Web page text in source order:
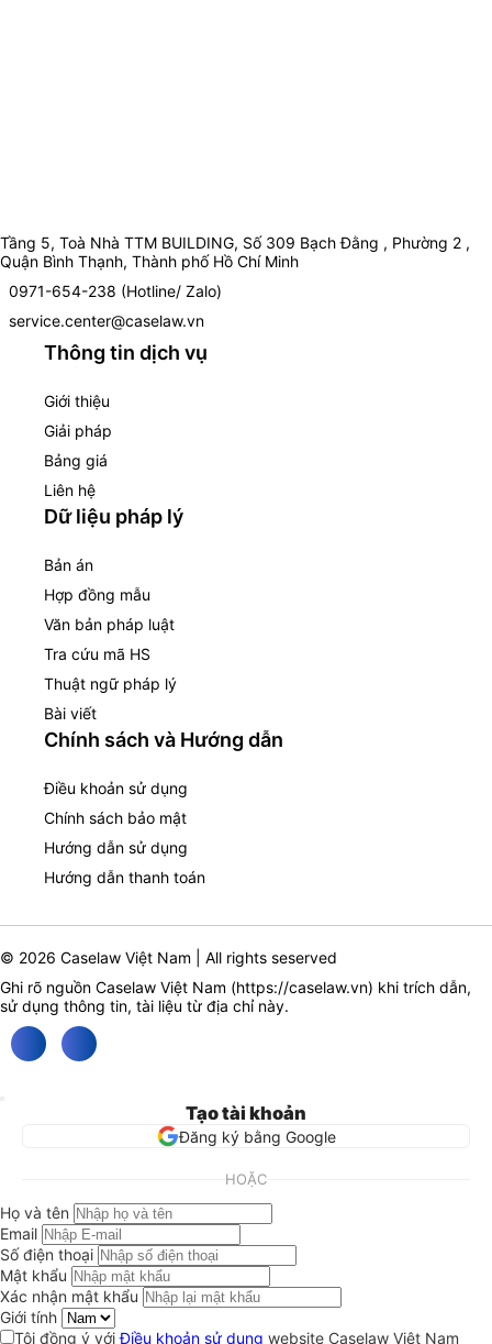
Tầng 5, Toà Nhà TTM BUILDING, Số 309 Bạch Đằng , Phường 2 ,
Quận Bình Thạnh, Thành phố Hồ Chí Minh
0971-654-238 (Hotline/ Zalo)
service.center@caselaw.vn
Thông tin dịch vụ
Giới thiệu
Giải pháp
Bảng giá
Liên hệ
Dữ liệu pháp lý
Bản án
Hợp đồng mẫu
Văn bản pháp luật
Tra cứu mã HS
Thuật ngữ pháp lý
Bài viết
Chính sách và Hướng dẫn
Điều khoản sử dụng
Chính sách bảo mật
Hướng dẫn sử dụng
Hướng dẫn thanh toán
© 2026 Caselaw Việt Nam | All rights seserved
Ghi rõ nguồn Caselaw Việt Nam (https://caselaw.vn) khi trích dẫn,
sử dụng thông tin, tài liệu từ địa chỉ này.
Tạo tài khoản
Đăng ký bằng Google
HOẶC
Họ và tên
Email
Số điện thoại
Mật khẩu
Xác nhận mật khẩu
Giới tính
Tôi đồng ý vớiĐiều khoản sử dụng website Caselaw Việt Nam